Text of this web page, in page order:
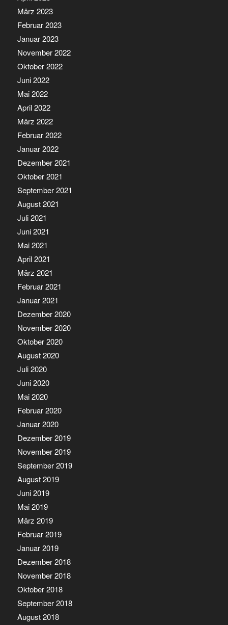
März 2023
Februar 2023
Januar 2023
November 2022
Oktober 2022
Juni 2022
Mai 2022
April 2022
März 2022
Februar 2022
Januar 2022
Dezember 2021
Oktober 2021
September 2021
August 2021
Juli 2021
Juni 2021
Mai 2021
April 2021
März 2021
Februar 2021
Januar 2021
Dezember 2020
November 2020
Oktober 2020
August 2020
Juli 2020
Juni 2020
Mai 2020
Februar 2020
Januar 2020
Dezember 2019
November 2019
September 2019
August 2019
Juni 2019
Mai 2019
März 2019
Februar 2019
Januar 2019
Dezember 2018
November 2018
Oktober 2018
September 2018
August 2018